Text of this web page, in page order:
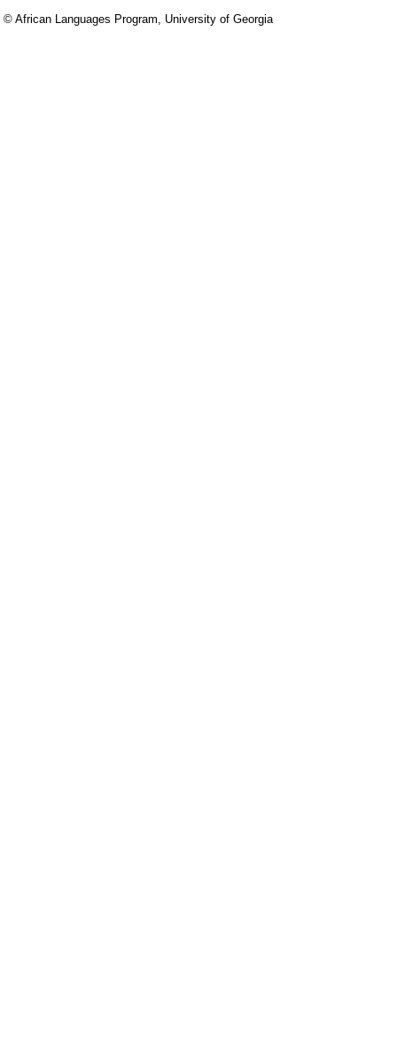
© African Languages Program, University of Georgia